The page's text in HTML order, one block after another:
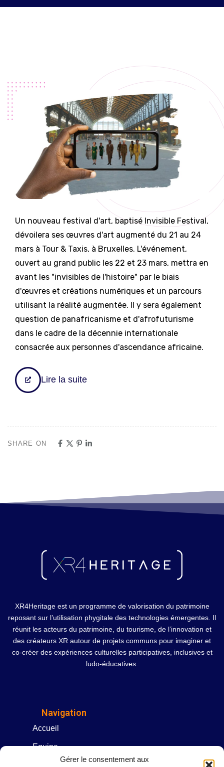
Gérer le consentement aux
Un nouveau festival d'art, baptisé Invisible Festival,
dévoilera ses œuvres d'art augmenté du 21 au 24
mars à Tour & Taxis, à Bruxelles. L'événement,
ouvert au grand public les 22 et 23 mars, mettra en
avant les "invisibles de l'histoire" par le biais
d'œuvres et créations numériques et un parcours
utilisant la réalité augmentée. Il y sera également
question de panafricanisme et d'afrofuturisme
dans le cadre de la décennie internationale
consacrée aux personnes d'ascendance africaine.
Lire la suite
SHARE ON
XR4Heritage est un programme de valorisation du patrimoine
reposant sur l’utilisation phygitale des technologies émergentes. Il
réunit les acteurs du patrimoine, du tourisme, de l’innovation et
des créateurs XR autour de projets communs pour imaginer et
co-créer des expériences culturelles participatives, inclusives et
ludo-éducatives.
Navigation
Accueil
Equipe